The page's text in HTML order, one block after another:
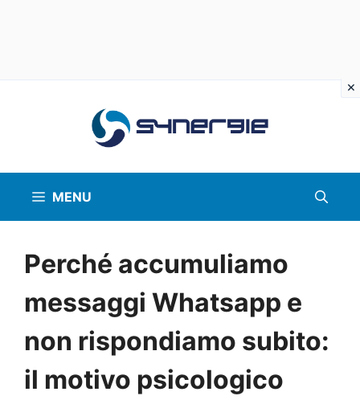
MENU
Perché accumuliamo
messaggi Whatsapp e
non rispondiamo subito:
il motivo psicologico